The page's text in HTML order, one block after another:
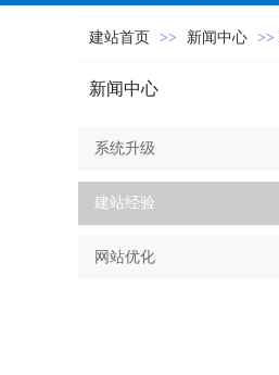
建站首页 >> 新闻中心 >>
新闻中心
系统升级
建站经验
网站优化